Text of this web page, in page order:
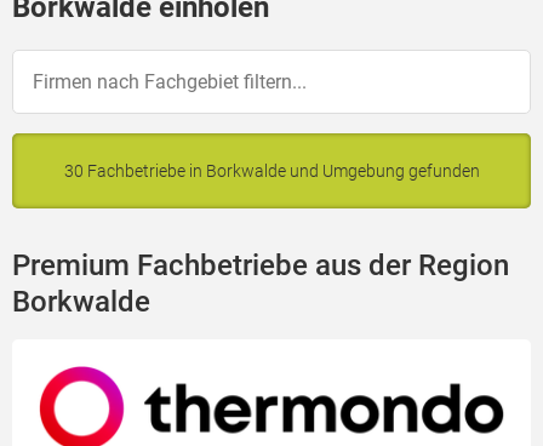
Borkwalde einholen
30 Fachbetriebe in Borkwalde und Umgebung gefunden
Premium Fachbetriebe aus der Region
Borkwalde